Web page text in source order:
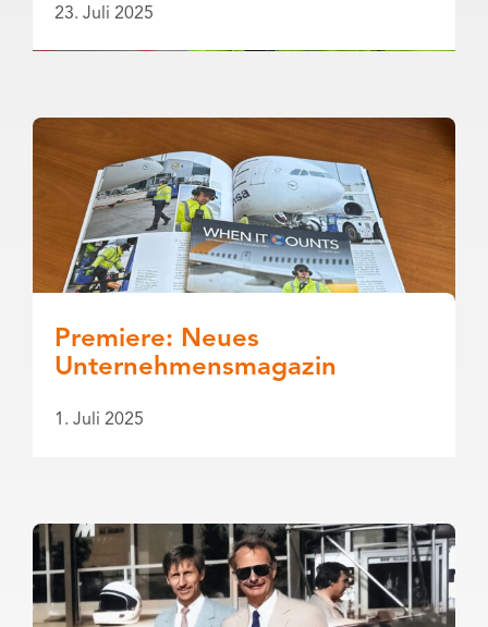
23. Juli 2025
Premiere: Neues
Unternehmensmagazin
1. Juli 2025